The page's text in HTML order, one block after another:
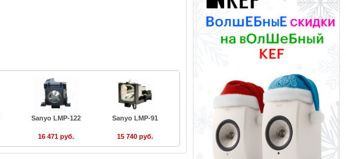
Sanyo LMP-122
16 471 руб.
Sanyo LMP-91
15 740 руб.